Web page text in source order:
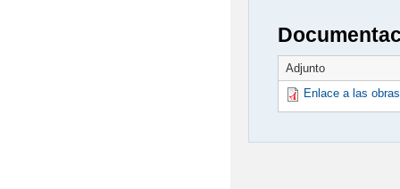
Adjunto
Enlace a las